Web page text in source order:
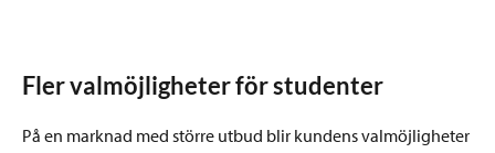
Fler valmöjligheter för studenter
På en marknad med större utbud blir kundens valmöjligheter